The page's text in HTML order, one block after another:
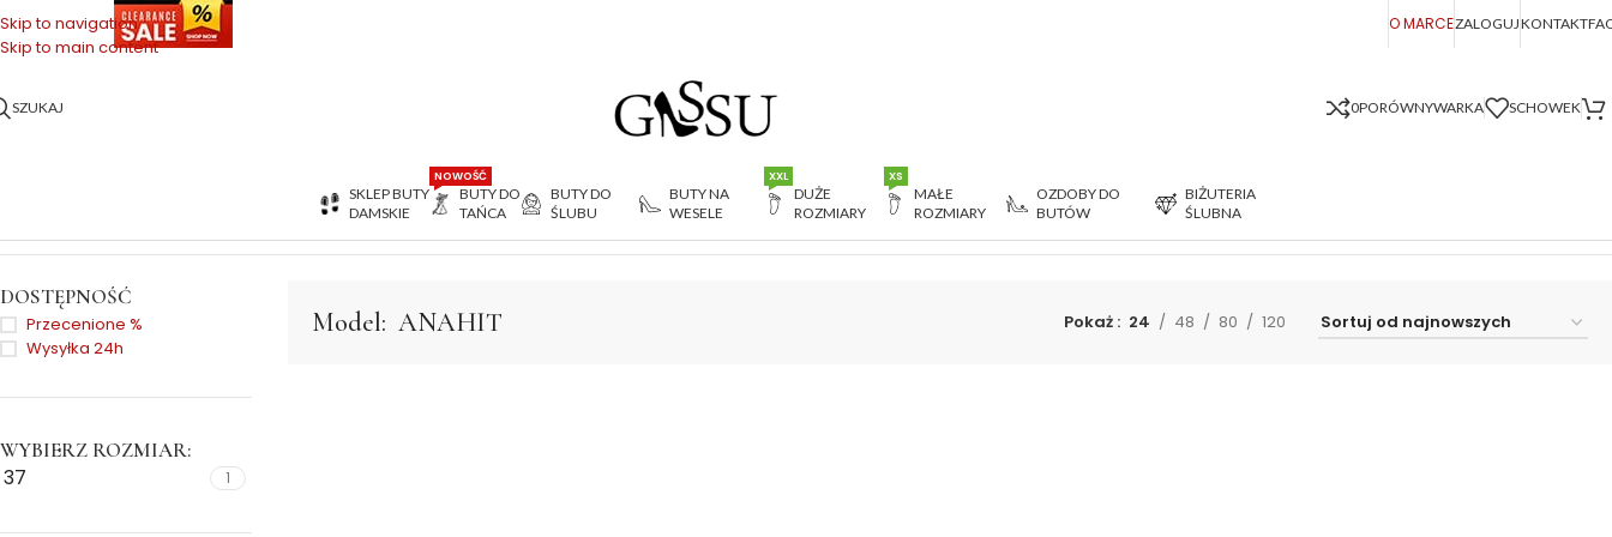
Skip to navigation
Skip to main content
SERII O MARCEZALOGUJKONTAKT
SZUKAJ 0PORÓWNYWARKA SCHOWEK
SKLEP BUTY
DAMSKIE
BUTY DO
TAŃCA
NOWOŚĆ
BUTY DO
ŚLUBU
BUTY NA
WESELE
DUŻE
ROZMIARY
XXL
MAŁE
ROZMIARY
XS
OZDOBY DO
BUTÓW
BIŻUTERIA
ŚLUBNA
DOSTĘPNOŚĆ
Przecenione %
Wysyłka 24h
WYBIERZ ROZMIAR:
37 1
Model: ANAHIT Pokaż 24 48 80 120